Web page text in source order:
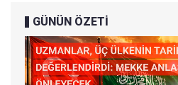
GÜNÜN ÖZETİ